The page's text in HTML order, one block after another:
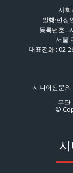
사회
발행·편집
등록번호 :
서울
대표전화 : 02-
시니어신문의
무단
©